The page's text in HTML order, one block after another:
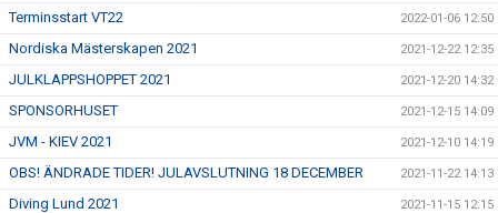
Terminsstart VT22 2022-01-06 12:50
Nordiska Mästerskapen 2021 2021-12-22 12:35
JULKLAPPSHOPPET 2021 2021-12-20 14:32
SPONSORHUSET 2021-12-15 14:09
JVM - KIEV 2021 2021-12-10 14:19
OBS! ÄNDRADE TIDER! JULAVSLUTNING 18 DECEMBER 2021-11-22 14:13
Diving Lund 2021 2021-11-15 12:15